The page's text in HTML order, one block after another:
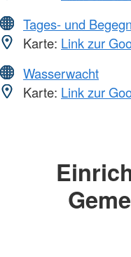
Tages- und
Karte: Link zur
Wasserwacht
Karte: Link zur